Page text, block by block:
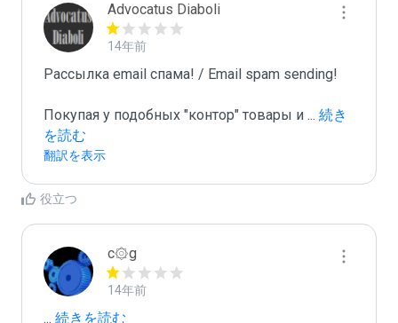
Advocatus Diaboli
14年前
Рассылка email спама! / Email spam sending!
Покупая у подобных "контор" товары и ... 続き
を読む
翻訳を表示
役立つ
c۞g
14年前
... 続きを読む